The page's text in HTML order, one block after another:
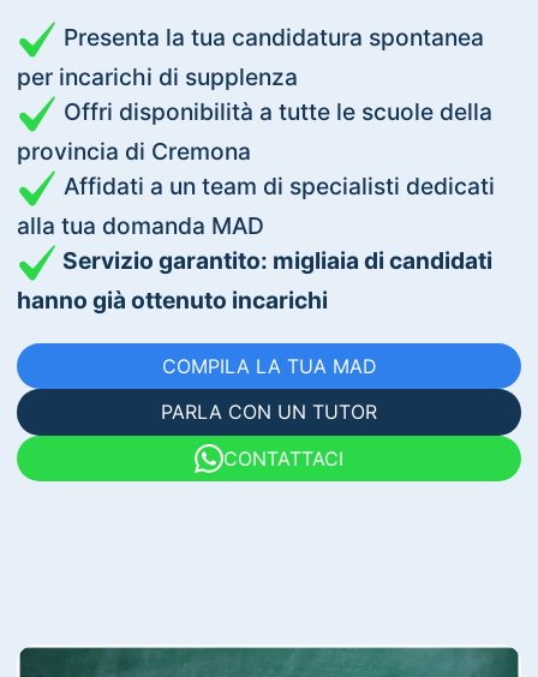
Presenta la tua candidatura spontanea
per incarichi di supplenza
Offri disponibilità a tutte le scuole della
provincia di Cremona
Affidati a un team di specialisti dedicati
alla tua domanda MAD
Servizio garantito: migliaia di candidati
hanno già ottenuto incarichi
COMPILA LA TUA MAD
PARLA CON UN TUTOR
CONTATTACI